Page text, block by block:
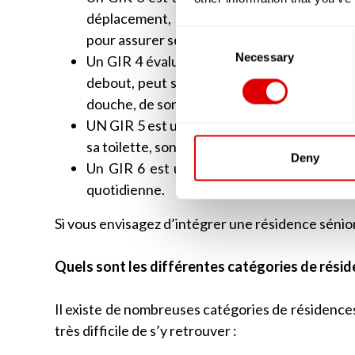
Consent
Necessary
Deny
déplacement, seront altérées. Cette
pour assurer ses soins corporels.
Un GIR 4 évaluera une personne âgée qui
debout, peut se déplacer sans problèmes.
douche, de son habillage et parfois lors des
UN GIR 5 est une personne autonome
sa toilette, son ménage ou préparer ses
Un GIR 6 est une personne âgée
quotidienne.
Si vous envisagez d’intégrer une résidence
Quels sont les différentes catégories de
Il existe de nombreuses catégories de
très difficile de s’y retrouver :